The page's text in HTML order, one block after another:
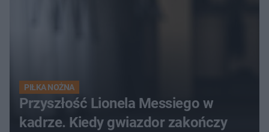
PIŁKA NOŻNA
Przyszłość Lionela Messiego w
kadrze. Kiedy gwiazdor zakończy